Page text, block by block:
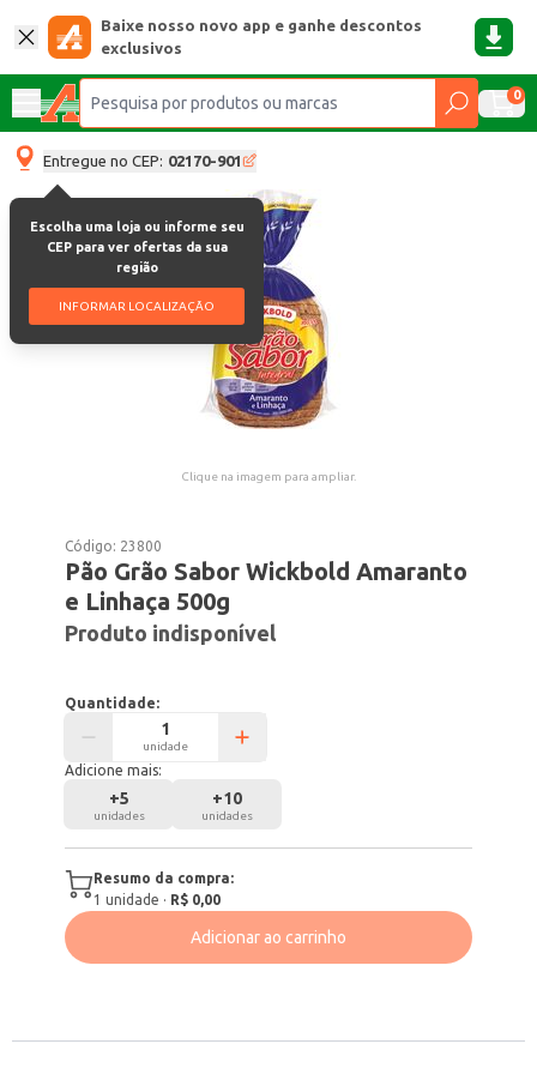
Baixe nosso novo app e ganhe descontos
exclusivos
0
Entregue no CEP: 02170-901
Escolha uma loja ou informe seu
CEP para ver ofertas da sua
região
INFORMAR LOCALIZAÇÃO
Clique na imagem para ampliar.
Código: 23800
Pão Grão Sabor Wickbold Amaranto
e Linhaça 500g
Produto indisponível
Quantidade:
unidade
Adicione mais:
+5
unidades
+10
unidades
Resumo da compra:
1 unidade · R$ 0,00
Adicionar ao carrinho